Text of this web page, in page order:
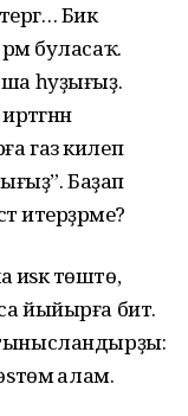
Бик
буласаҡ.
һуҙығыҙ.
газ килеп
Баҙап
итерҙәрме?
иѕкә төштө,
йыйырға бит.
алам.